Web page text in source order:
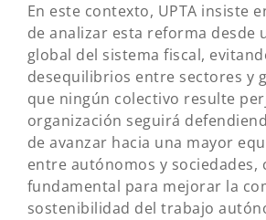
En este contexto, UPTA insiste
de analizar esta reforma desde
global del sistema fiscal,
desequilibrios entre sectores y
que ningún colectivo resulte
organización seguirá
de avanzar hacia una mayor
entre autónomos y sociedades,
fundamental para mejorar la
sostenibilidad del trabajo